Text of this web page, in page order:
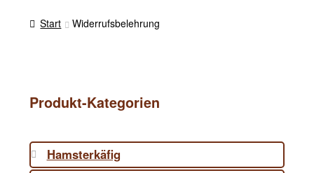
Zahlung und Versand
Start Widerrufsbelehrung
Produkt-Kategorien
Hamsterkäfig